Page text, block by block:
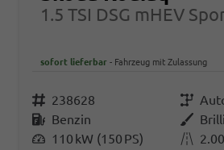
sofort lieferbar Fahrzeug mit Zulassung
Fahrzeugnr. 238628 Getriebe
KraftstoffBenzin Außenfarbe
Leistung 110 kW (150 PS) Kilometerstand